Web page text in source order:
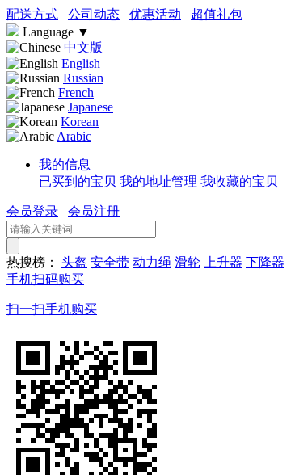
配送方式 公司动态 优惠活动
超值礼包
Language ▼
中文版
English
Russian
French
Japanese
Korean
Arabic
我的信息
已买到的宝贝 我的地址管理 我收藏的宝贝
会员登录 会员注册
热搜榜： 头盔 安全带 动力绳 滑轮 上升器 下降器
手机扫码购买
扫一扫手机购买